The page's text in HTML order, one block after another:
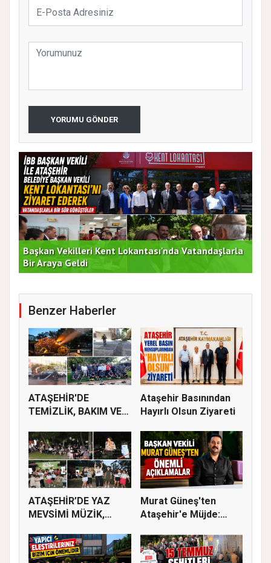
YORUMU GÖNDER
Başkan Vekilleri Kent Lokantası'nda Vatandaşlarla
Bir Araya Geldi
Benzer Haberler
ATAŞEHİR'DE
TEMİZLİK, BAKIM VE
Ataşehir Basınından
Hayırlı Olsun Ziyareti
ATAŞEHİR’DE YAZ
MEVSİMİ MÜZİK,
Murat Güneş'ten
Ataşehir'e Müjde: